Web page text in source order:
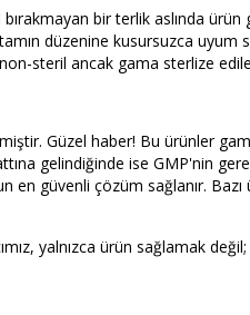
bir terlik aslında
düzenine kusursuzca
steril ancak gama sterlize
Güzel haber! Bu ürünler
gelindiğinde ise GMP'nin
en güvenli çözüm sağlanır.
yalnızca ürün sağlamak